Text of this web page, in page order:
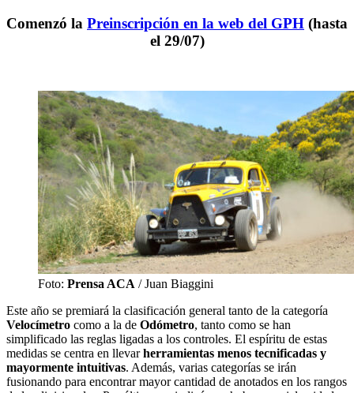
Comenzó la Preinscripción en la web del GPH (hasta
el 29/07)
Foto: Prensa ACA / Juan Biaggini
Este año se premiará la clasificación general tanto de la categoría
Velocímetro como a la de Odómetro, tanto como se han
simplificado las reglas ligadas a los controles. El espíritu de estas
medidas se centra en llevarherramientas menos tecnificadas y
mayormente intuitivas. Además, varias categorías se irán
fusionando para encontrar mayor cantidad de anotados en los rangos